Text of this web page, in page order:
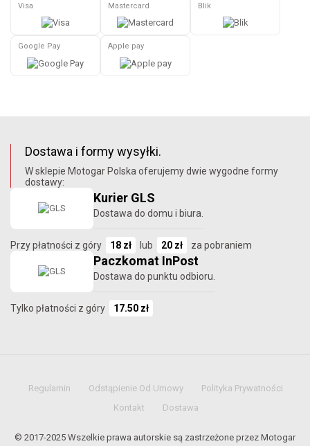
Visa Mastercard Blik
Google Pay Apple pay
Dostawa i formy wysyłki.
W sklepie Motogar Polska oferujemy dwie wygodne formy
dostawy:
Kurier GLS
Dostawa do domu i biura.
Przy płatności z góry 18 zł lub 20 zł za pobraniem
Paczkomat InPost
Dostawa do punktu odbioru.
Tylko płatności z góry 17.50 zł
Regulamin Odstąpienie Od Umowy
Polityka Prywatności
Kontakt
Dostawa
© 2017-2025 Wszelkie prawa autorskie są zastrzeżone przez Motogar